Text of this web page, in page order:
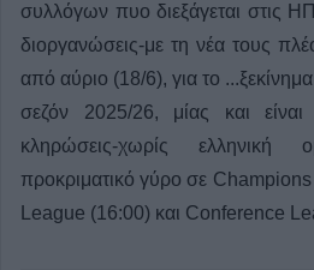
συλλόγων πυο διεξάγεται στις
διοργανώσεις-με τη νέα τους
από αύριο (18/6), για το
σεζόν 2025/26, μίας και είναι
κληρώσεις-χωρίς
προκριματικό γύρο σε
League (16:00) και Conference